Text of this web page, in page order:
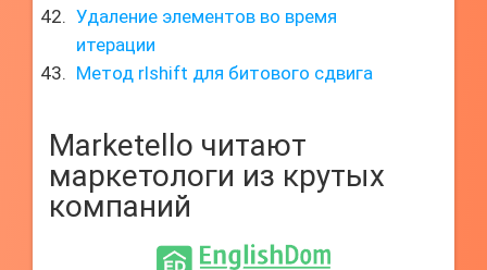
Удаление элементов во время
итерации
Метод rlshift для битового сдвига
Marketello читают
маркетологи из крутых
компаний